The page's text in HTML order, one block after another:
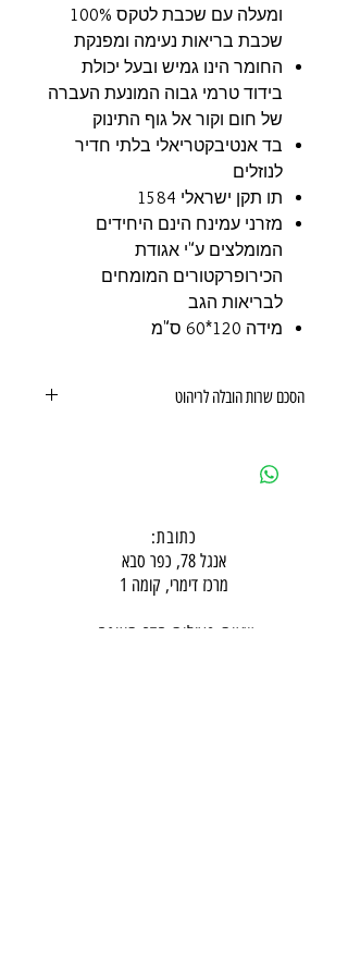
ומעלה עם שכבת לטקס 100%
שכבת בריאות נעימה ומפנקת
החומר הינו גמיש ובעל יכולת
בידוד טרמי גבוה המונעת העברה
של חום וקור אל גוף התינוק
בד אנטיבקטריאלי בלתי חדיר
לנוזלים
תו תקן ישראלי 1584
מזרני עמינח הינם היחידים
המומלצים ע"י אגודת
הכירופרקטורים המומחים
לבריאות הגב
מידה 120*60 ס"מ
הסכם שרות הובלה לריהוט
כתובת:
אנגל 78, כפר סבא
מרכז דימרי, קומה 1
שעות פעילות חדר תצוגה: